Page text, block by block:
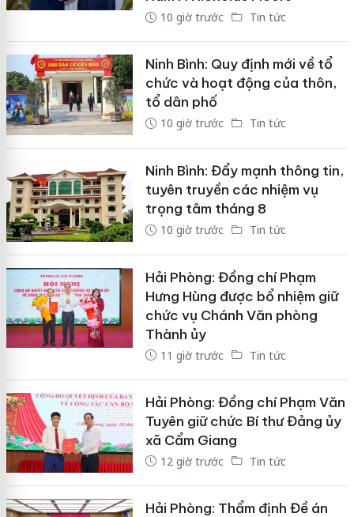
10 giờ trước Tin tức
Ninh Bình: Quy định mới về tổ
chức và hoạt động của thôn,
tổ dân phố
10 giờ trước Tin tức
Ninh Bình: Đẩy mạnh thông tin,
tuyên truyền các nhiệm vụ
trọng tâm tháng 8
10 giờ trước Tin tức
Hải Phòng: Đồng chí Phạm
Hưng Hùng được bổ nhiệm giữ
chức vụ Chánh Văn phòng
Thành ủy
11 giờ trước Tin tức
Hải Phòng: Đồng chí Phạm Văn
Tuyên giữ chức Bí thư Đảng ủy
xã Cẩm Giang
12 giờ trước Tin tức
Hải Phòng: Thẩm định Đề án